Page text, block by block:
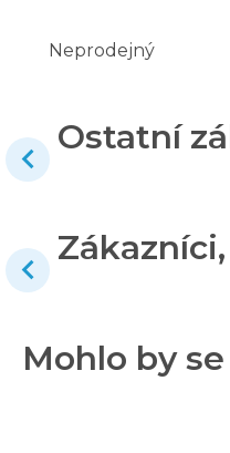
Neprodejný
Ostatní
Mohlo by